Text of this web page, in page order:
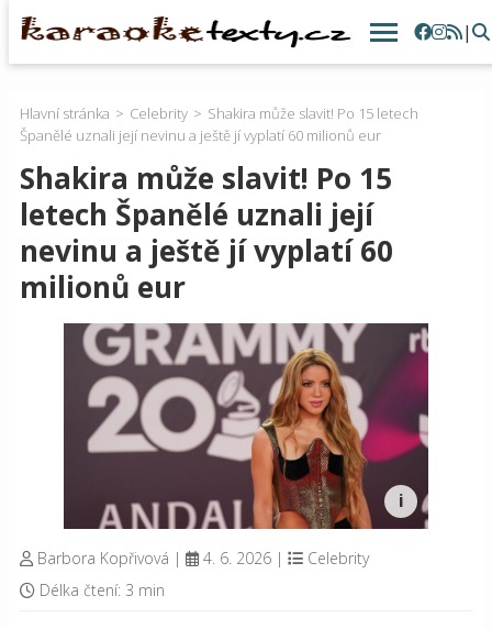
|
Hlavní stránka Celebrity
Shakira může slavit! Po 15 letech
Španělé uznali její nevinu a ještě jí vyplatí 60 milionů eur
Shakira může slavit! Po 15
letech Španělé uznali její
nevinu a ještě jí vyplatí 60
milionů eur
Barbora Kopřivová | 4. 6. 2026 |
Celebrity
Délka čtení: 3 min